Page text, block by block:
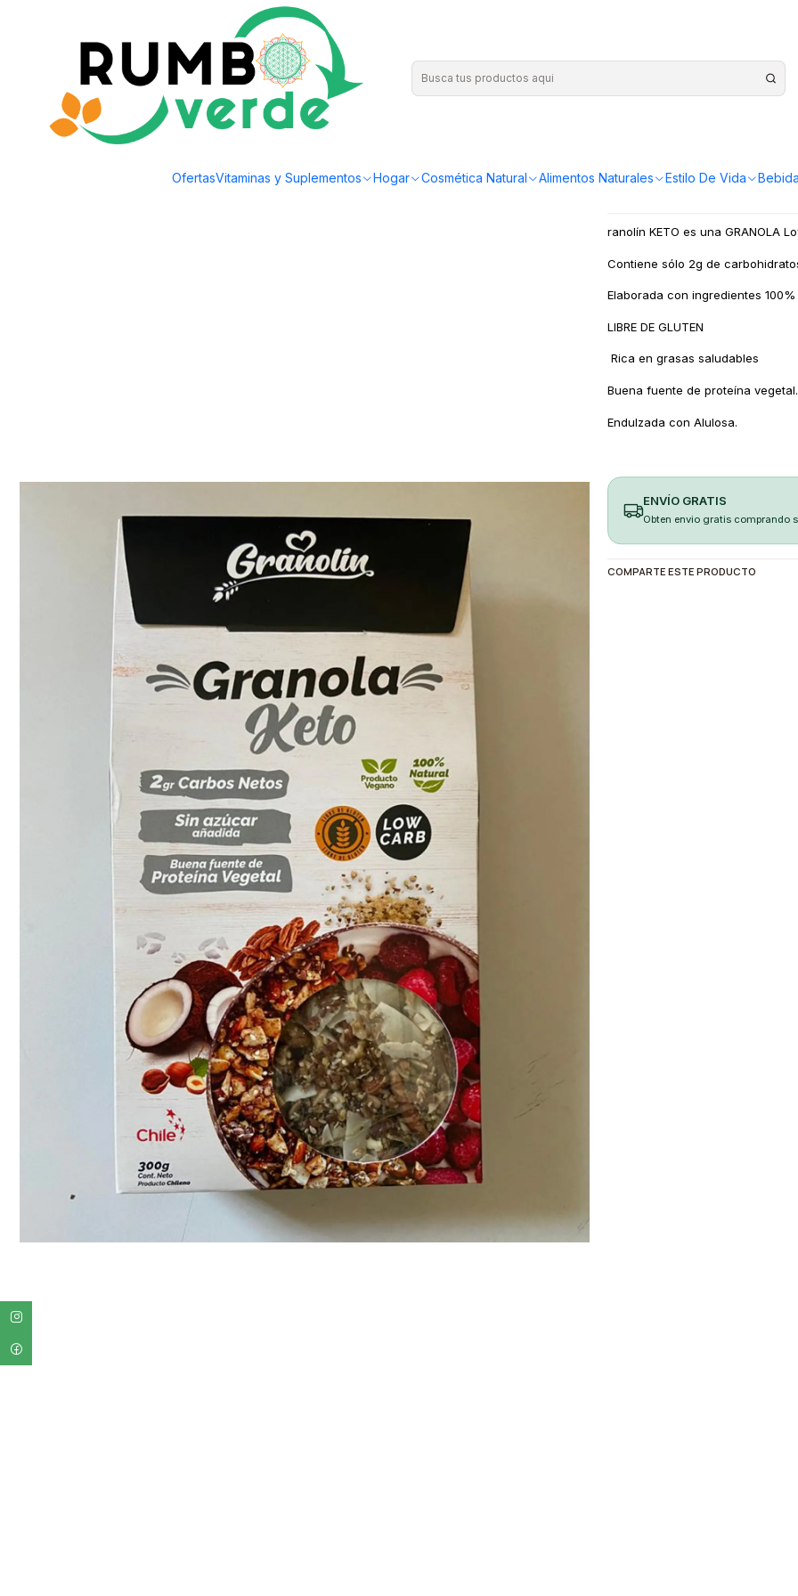
OfertasVitaminas y Suplementos Hogar Cosmética Natural Alimentos Naturales Estilo De Vida
Envío gratis por compras sobre los 59.990 en la provincia de Santiago
Estilo de Vida Celiacos / Sin Gluten Granola Keto 220g Granolin
¡Compra más y
ranolín KETO es una GRANOLA
Contiene sólo 2g de
Elaborada con ingredientes
LIBRE DE GLUTEN
Rica en grasas saludables
Buena fuente de proteína vegetal.
Endulzada con Alulosa.
ENVÍO GRATIS
Obten envio gratis comprando
COMPARTE ESTE PRODUCTO